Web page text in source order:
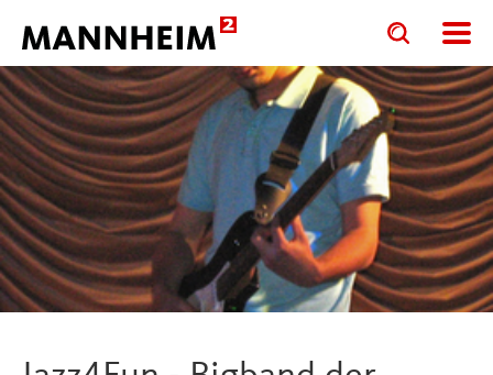
Toggle
search
input
form
Toggle
search
input